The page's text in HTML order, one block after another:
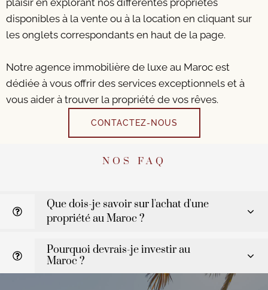
plaisir en explorant nos différentes propriétés
disponibles à la vente ou à la location en cliquant sur
les onglets correspondants en haut de la page.
Notre agence immobilière de luxe au Maroc est
dédiée à vous offrir des services exceptionnels et à
vous aider à trouver la propriété de vos rêves.
CONTACTEZ-NOUS
NOS FAQ
Que dois-je savoir sur l'achat d'une
propriété au Maroc ?
Pourquoi devrais-je investir au
Maroc ?